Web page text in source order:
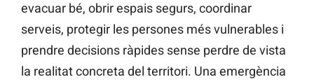
evacuar bé, obrir espais segurs, coordinar
serveis, protegir les persones més vulnerables i
prendre decisions ràpides sense perdre de vista
la realitat concreta del territori. Una emergència